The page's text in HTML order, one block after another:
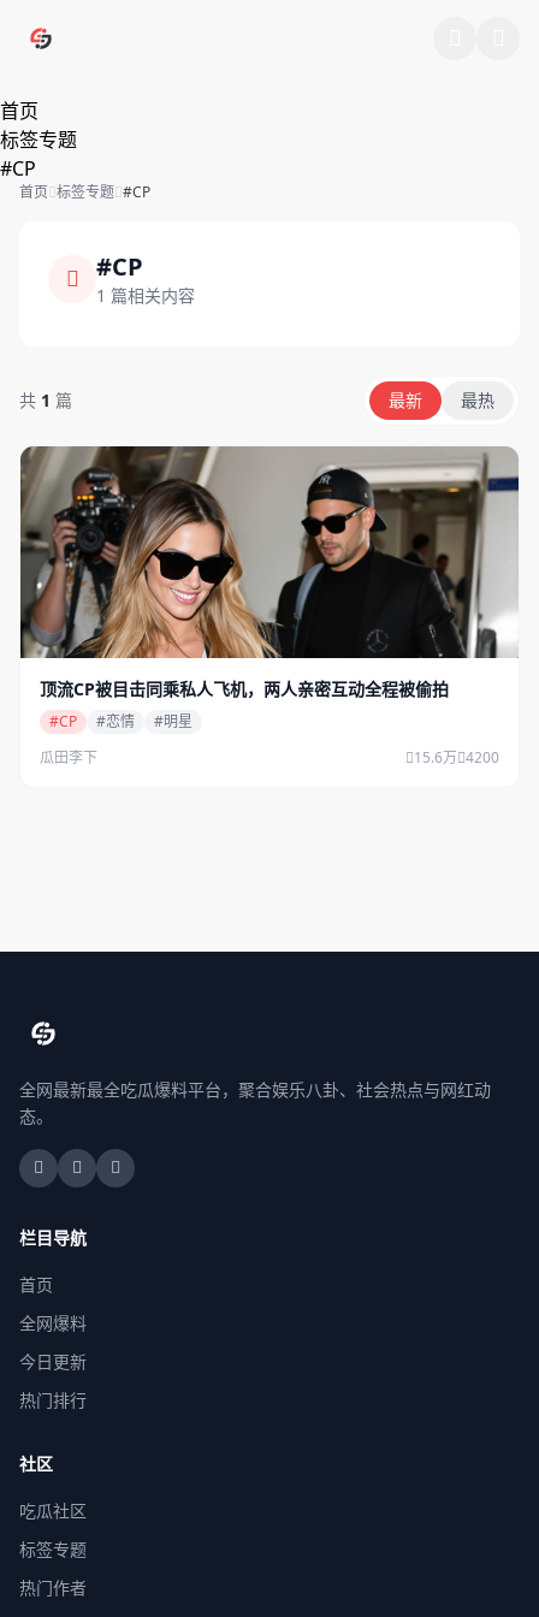
首页
标签专题
#CP
首页 标签专题 #CP
#CP
1 篇相关内容
共 1 篇 最新 最热
顶流CP被目击同乘私人飞机，两人亲密互动全程被偷拍
#CP #恋情
#明星
瓜田李下
15.6万 4200
全网最新最全吃瓜爆料平台，聚合娱乐八卦、社会热点与网红动
态。
栏目导航
首页
全网爆料
今日更新
热门排行
社区
吃瓜社区
标签专题
热门作者